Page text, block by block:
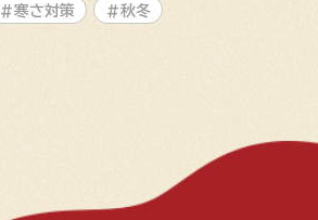
#寒さ対策 #秋冬